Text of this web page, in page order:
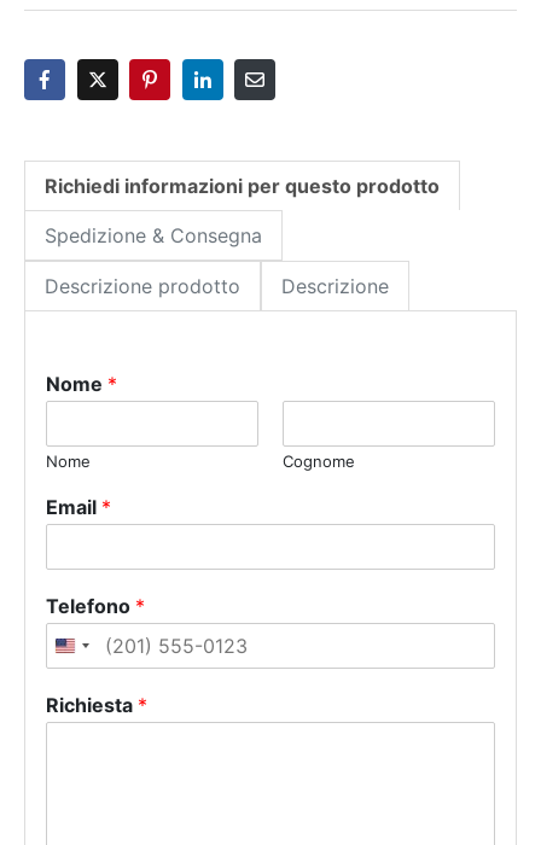
Richiedi informazioni per questo prodotto
Spedizione & Consegna
Descrizione prodotto Descrizione
Nome *
Nome Cognome
Email *
Telefono *
U
i
Richiesta *